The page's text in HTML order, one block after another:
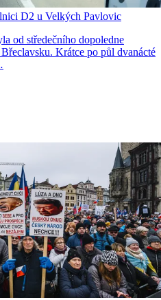
D2 u Velkých Pavlovic
od středečního dopoledne
Krátce po půl dvanácté